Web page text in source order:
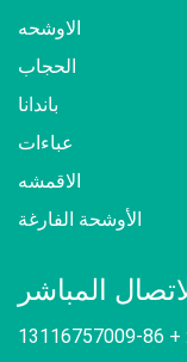
الاوشحه
الحجاب
باندانا
عباءات
الاقمشه
الأوشحة الفارغة
المباشر